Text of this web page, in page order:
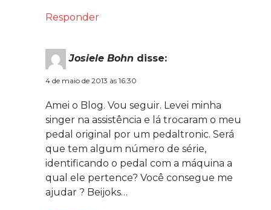
Responder
Josiele Bohn disse:
4 de maio de 2013 às 16:30
Amei o Blog. Vou seguir. Levei minha
singer na assistência e lá trocaram o meu
pedal original por um pedaltronic. Será
que tem algum número de série,
identificando o pedal com a máquina a
qual ele pertence? Você consegue me
ajudar ? Beijoks…